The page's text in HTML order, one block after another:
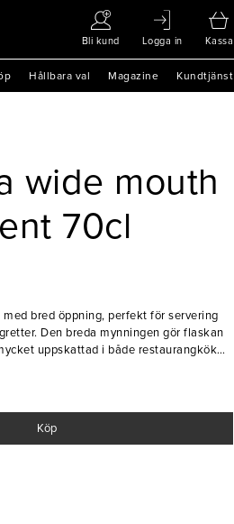
Bli kund Logga in Kassa
Hållbara val Magazine Kundtjänst
wide mouth
70cl
bred öppning, perfekt för servering
Den breda mynningen gör flaskan
uppskattad i både restaurangkök
Köp